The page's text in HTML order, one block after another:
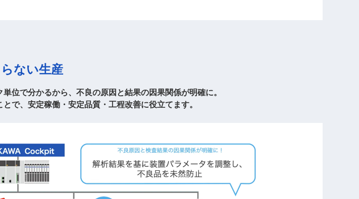
ない生産
単位で分かるから、 不良の原因と結果の因果関係が明確に。
で、 安定稼働・安定品質・工程改善に役立てます。